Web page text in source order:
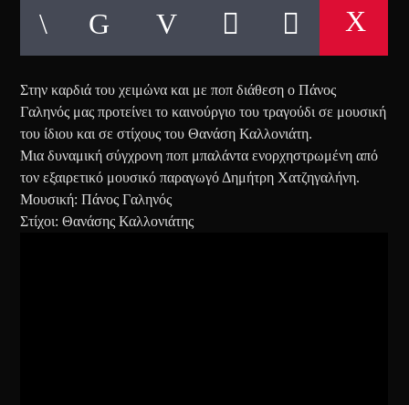
Στην καρδιά του χειμώνα και με ποπ διάθεση ο Πάνος
Γαληνός μας προτείνει το καινούργιο του τραγούδι σε μουσική
του ίδιου και σε στίχους του Θανάση Καλλονιάτη.
Μια δυναμική σύγχρονη ποπ μπαλάντα ενορχηστρωμένη από
τον εξαιρετικό μουσικό παραγωγό Δημήτρη Χατζηγαλήνη.
Μουσική: Πάνος Γαληνός
Στίχοι: Θανάσης Καλλονιάτης